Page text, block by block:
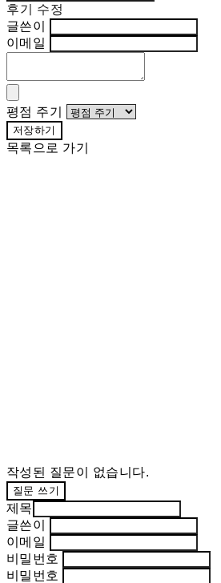
후기 수정
글쓴이
이메일
평점 주기
저장하기
목록으로 가기
작성된 질문이 없습니다.
질문 쓰기
제목
글쓴이
이메일
비밀번호
비밀번호